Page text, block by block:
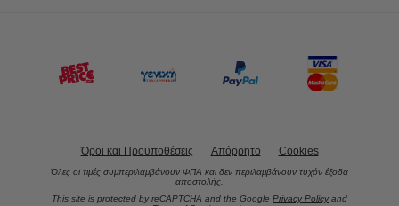
Όροι και Προϋποθέσεις Απόρρητο Cookies
Όλες οι τιμές συμπεριλαμβάνουν ΦΠΑ και δεν περιλαμβάνουν τυχόν έξοδα
αποστολής.
This site is protected by reCAPTCHA and the Google Privacy Policy and